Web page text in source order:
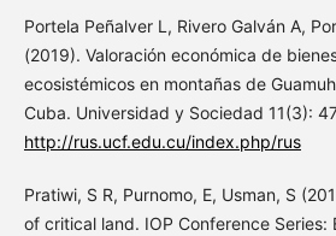
Portela Peñalver L, Rivero Galván A,
(2019). Valoración económica de
ecosistémicos en montañas de
Cuba. Universidad y Sociedad 11(3):
http://rus.ucf.edu.cu/index.php/rus
Pratiwi, S R, Purnomo, E, Usman, S
of critical land. IOP Conference Series: